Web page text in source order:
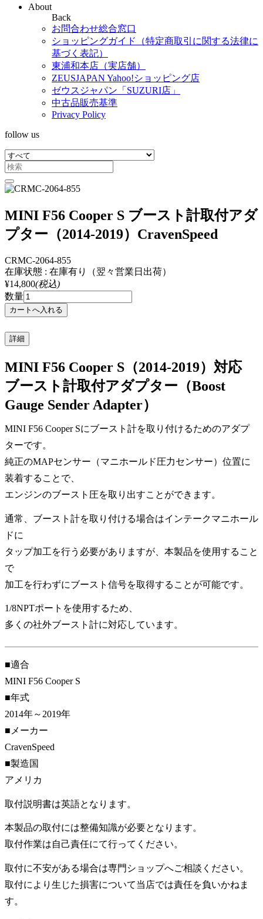
About
Back
お問合わせ総合窓口
ショッピングガイド（特定商取引に関する法律に
基づく表記）
東浦和本店（実店舗）
ZEUSJAPAN Yahoo!ショッピング店
ゼウスジャパン「SUZURI店」
中古品販売基準
Privacy Policy
follow us
MINI F56 Cooper S ブースト計取付アダ
プター（2014-2019）CravenSpeed
CRMC-2064-855
在庫状態 : 在庫有り（翌々営業日出荷）
¥14,800(税込)
数量
詳細
MINI F56 Cooper S（2014-2019）対応
ブースト計取付アダプター（Boost
Gauge Sender Adapter）
MINI F56 Cooper Sにブースト計を取り付けるためのアダプ
ターです。
純正のMAPセンサー（マニホールド圧力センサー）位置に
装着することで、
エンジンのブースト圧を取り出すことができます。
通常、ブースト計を取り付ける場合はインテークマニホール
ドに
タップ加工を行う必要がありますが、本製品を使用すること
で
加工を行わずにブースト信号を取得することが可能です。
1/8NPTポートを使用するため、
多くの社外ブースト計に対応しています。
■適合
MINI F56 Cooper S
■年式
2014年～2019年
■メーカー
CravenSpeed
■製造国
アメリカ
取付説明書は英語となります。
本製品の取付には整備知識が必要となります。
取付作業は自己責任にて行ってください。
取付に不安がある場合は専門ショップへご相談ください。
取付により生じた損害について当店では責任を負いかねま
す。